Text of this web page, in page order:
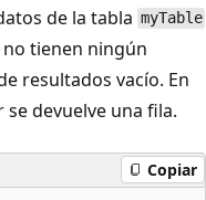
de la tabla myTable
tienen ningún
resultados vacío. En
se devuelve una fila.
Copiar